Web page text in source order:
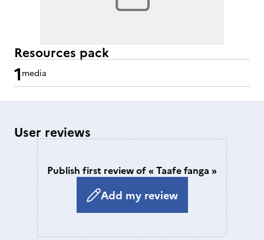
Resources pack
1media
User reviews
Publish first review of « Taafe fanga »
Add my review